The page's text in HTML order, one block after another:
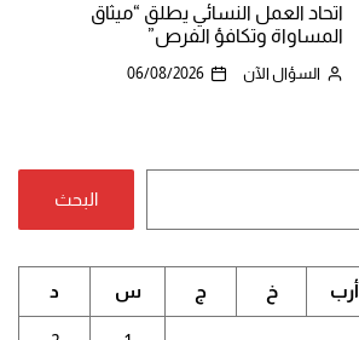
اتحاد العمل النسائي يطلق “ميثاق
المساواة وتكافؤ الفرص”
السؤال الآن 06/08/2026
البحث
أرب خ ج س د